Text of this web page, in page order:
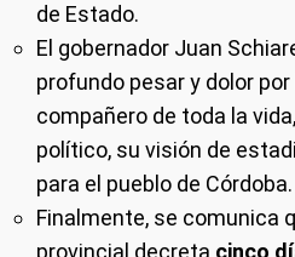
de Estado.
El gobernador Juan
profundo pesar y dolor
compañero de toda la
político, su visión de
para el pueblo de Córdoba.
Finalmente, se comunica
provincial decreta cinco